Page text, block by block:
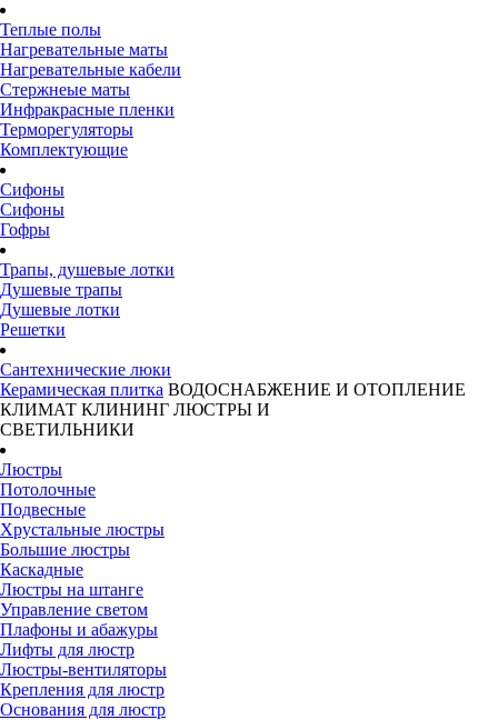
Теплые полы
Нагревательные маты
Нагревательные кабели
Стержнеые маты
Инфракрасные пленки
Терморегуляторы
Комплектующие
Сифоны
Сифоны
Гофры
Трапы, душевые лотки
Душевые трапы
Душевые лотки
Решетки
Сантехнические люки
Керамическая плитка ВОДОСНАБЖЕНИЕ И ОТОПЛЕНИЕ
КЛИМАТ КЛИНИНГ ЛЮСТРЫ И
СВЕТИЛЬНИКИ
Люстры
Потолочные
Подвесные
Хрустальные люстры
Большие люстры
Каскадные
Люстры на штанге
Управление светом
Плафоны и абажуры
Лифты для люстр
Люстры-вентиляторы
Крепления для люстр
Основания для люстр